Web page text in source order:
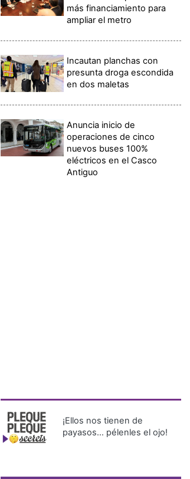
más financiamiento para
ampliar el metro
Incautan planchas con
presunta droga escondida
en dos maletas
Anuncia inicio de
operaciones de cinco
nuevos buses 100%
eléctricos en el Casco
Antiguo
¡Ellos nos tienen de
payasos… pélenles el ojo!